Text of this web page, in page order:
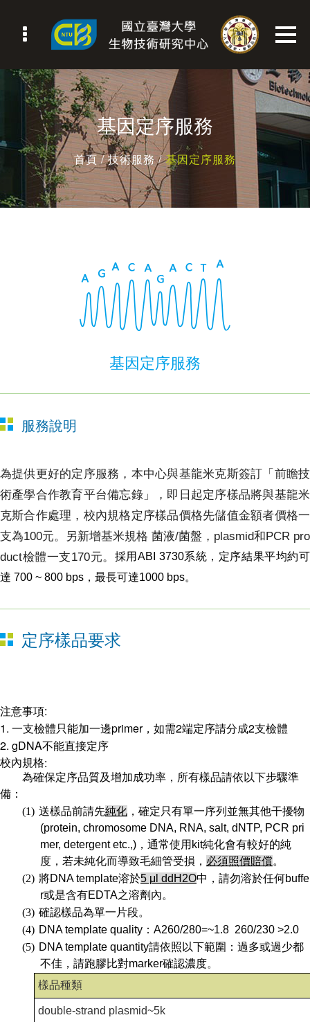
基因定序服務
首頁/ 技術服務 /基因定序服務
基因定序服務
服務說明
為提供更好的定序服務，本中心與基龍米克斯簽訂「前瞻技
術產學合作教育平台備忘錄」，即日起定序樣品將與基龍米
克斯合作處理，校內規格定序樣品價格先儲值金額者價格一
支為100元。另新增基米規格 菌液/菌盤， plasmid和PCR pro
duct檢體一支170元。 採用 ABI 3730系統，定序結果平均約可
達 700 ~ 800 bps ，最長可達1000 bps。
定序樣品要求
注意事項:
1. 一支檢體只能加一邊primer，如需2端定序請分成2支檢體
2. gDNA不能直接定序
校內規格:
為確保定序品質及增加成功率，所有樣品請依以下步驟準
備：
(1) 送樣品前請先純化 ，確定只有單一序列並無其他干擾物
(protein, chromosome DNA, RNA, salt, dNTP, PCR pri
mer, detergent etc.,) ，通常使用 kit純化會有較好的純
度，若未純化而導致毛細管受損， 必須照價賠償。
(2) 將DNA template溶於5 μl ddH 2O中，請勿溶於任何buffe
r或是含有EDTA之溶劑內。
(3) 確認樣品為單一片段。
(4) DNA template quality ： A260/280=~1.8 260/230 >2.0
(5) DNA template quantity請依照以下範圍：過多或過少都
不佳，請跑膠比對marker確認濃度。
樣品種類
double-strand plasmid~5k